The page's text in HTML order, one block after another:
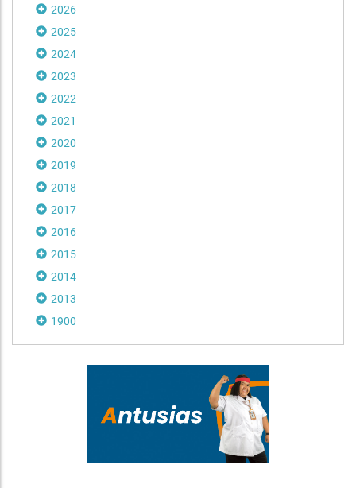
2026
2025
2024
2023
2022
2021
2020
2019
2018
2017
2016
2015
2014
2013
1900